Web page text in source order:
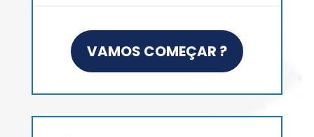
VAMOS COMEÇAR ?